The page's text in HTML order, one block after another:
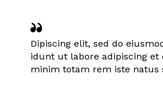
Dipiscing elit, sed do
idunt ut labore adipiscing et
minim totam rem iste natus